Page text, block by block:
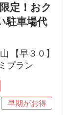
定！おク
駐車場代
【早３０】
プラン
早期がお得